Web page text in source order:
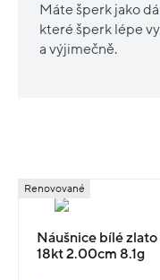
Máte šperk jako
které šperk lépe
a výjimečně.
Renovované
Náušnice bílé
18kt 2.00cm 8.1g